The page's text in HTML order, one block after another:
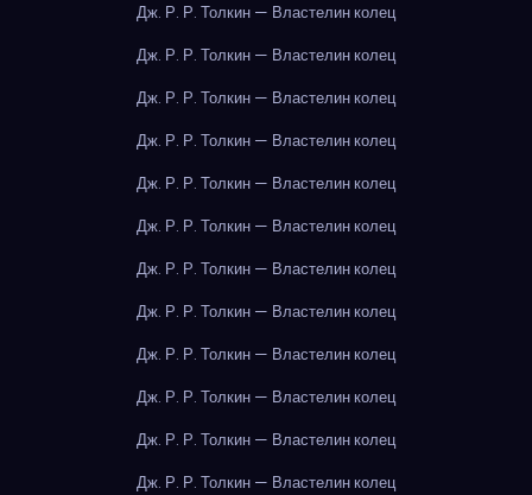
Дж. Р. Р. Толкин — Властелин колец
Дж. Р. Р. Толкин — Властелин колец
Дж. Р. Р. Толкин — Властелин колец
Дж. Р. Р. Толкин — Властелин колец
Дж. Р. Р. Толкин — Властелин колец
Дж. Р. Р. Толкин — Властелин колец
Дж. Р. Р. Толкин — Властелин колец
Дж. Р. Р. Толкин — Властелин колец
Дж. Р. Р. Толкин — Властелин колец
Дж. Р. Р. Толкин — Властелин колец
Дж. Р. Р. Толкин — Властелин колец
Дж. Р. Р. Толкин — Властелин колец